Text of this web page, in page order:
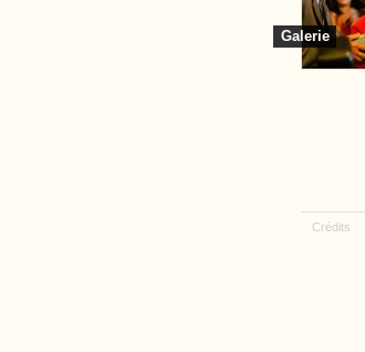
Galerie
Crédits